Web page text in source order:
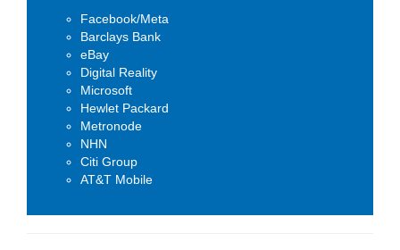
Facebook/Meta
Barclays Bank
eBay
Digital Reality
Microsoft
Hewlet Packard
Metronode
NHN
Citi Group
AT&T Mobile